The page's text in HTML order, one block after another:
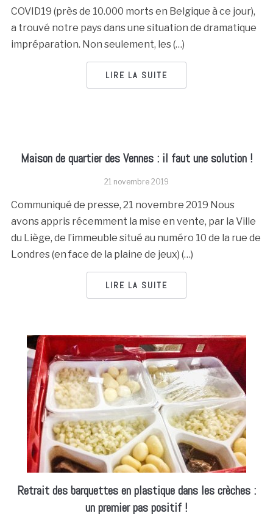
COVID19 (près de 10.000 morts en Belgique à ce jour),
a trouvé notre pays dans une situation de dramatique
impréparation. Non seulement, les (…)
LIRE LA SUITE
Maison de quartier des Vennes : il faut une solution !
21 novembre 2019
Communiqué de presse, 21 novembre 2019 Nous
avons appris récemment la mise en vente, par la Ville
du Liège, de l’immeuble situé au numéro 10 de la rue de
Londres (en face de la plaine de jeux) (…)
LIRE LA SUITE
Retrait des barquettes en plastique dans les crèches :
un premier pas positif !